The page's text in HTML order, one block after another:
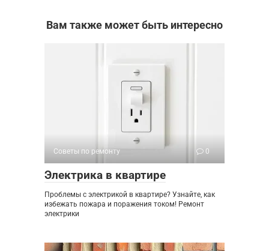
Вам также может быть интересно
Советы по ремонту 0
Электрика в квартире
Проблемы с электрикой в квартире? Узнайте, как
избежать пожара и поражения током! Ремонт
электрики